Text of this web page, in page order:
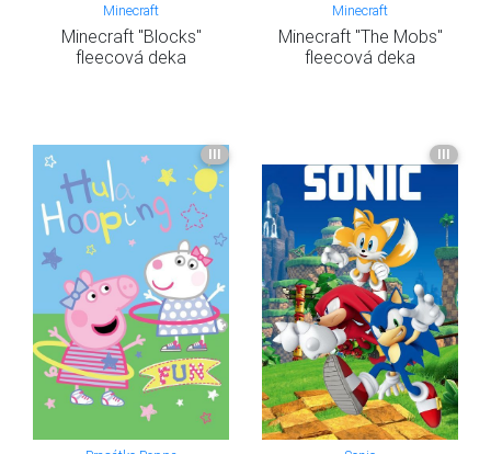
Minecraft
Minecraft "Blocks"
fleecová deka
Minecraft
Minecraft "The Mobs"
fleecová deka
III III